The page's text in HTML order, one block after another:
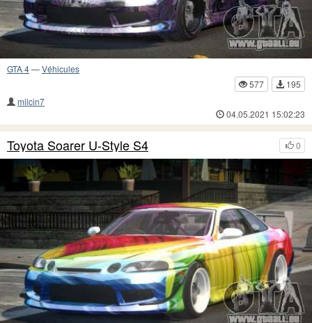
GTA 4—Véhicules
577
195
milcin7
04.05.2021 15:02:23
0
Toyota Soarer U-Style S4